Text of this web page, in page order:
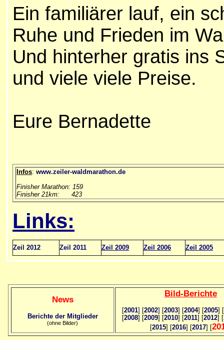
Ein familiärer lauf, ein
Ruhe und Frieden im
Und hinterher gratis ins
und viele viele Preise.
Eure Bernadette
Infos: www.zeiler-waldmarathon.de
Finisher Marathon: 159
Finisher 21km: 423
Links:
Zeil 2012 Zeil 2011 Zeil 2009 Zeil 2006 Zeil 2005
News
Berichte der Mitglieder
(ohne Bilder)
Bild-Berichte
[2001] [2002] [2003] [2004] [2005] [
[2008] [2009] [2010] [2011] [2012] [
[2015] [2016] [2017] [